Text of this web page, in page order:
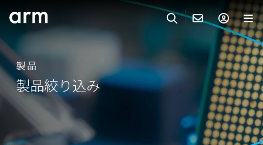
Skip to Footer
サーチ
ARMのお問い合わせ
サポート
IP サポート
Keil Tools
ARMアカウント
Armアカウント
ログインしてArmアカウントにアクセスする。
ログイン
製品
分野
製品
製品絞り込み